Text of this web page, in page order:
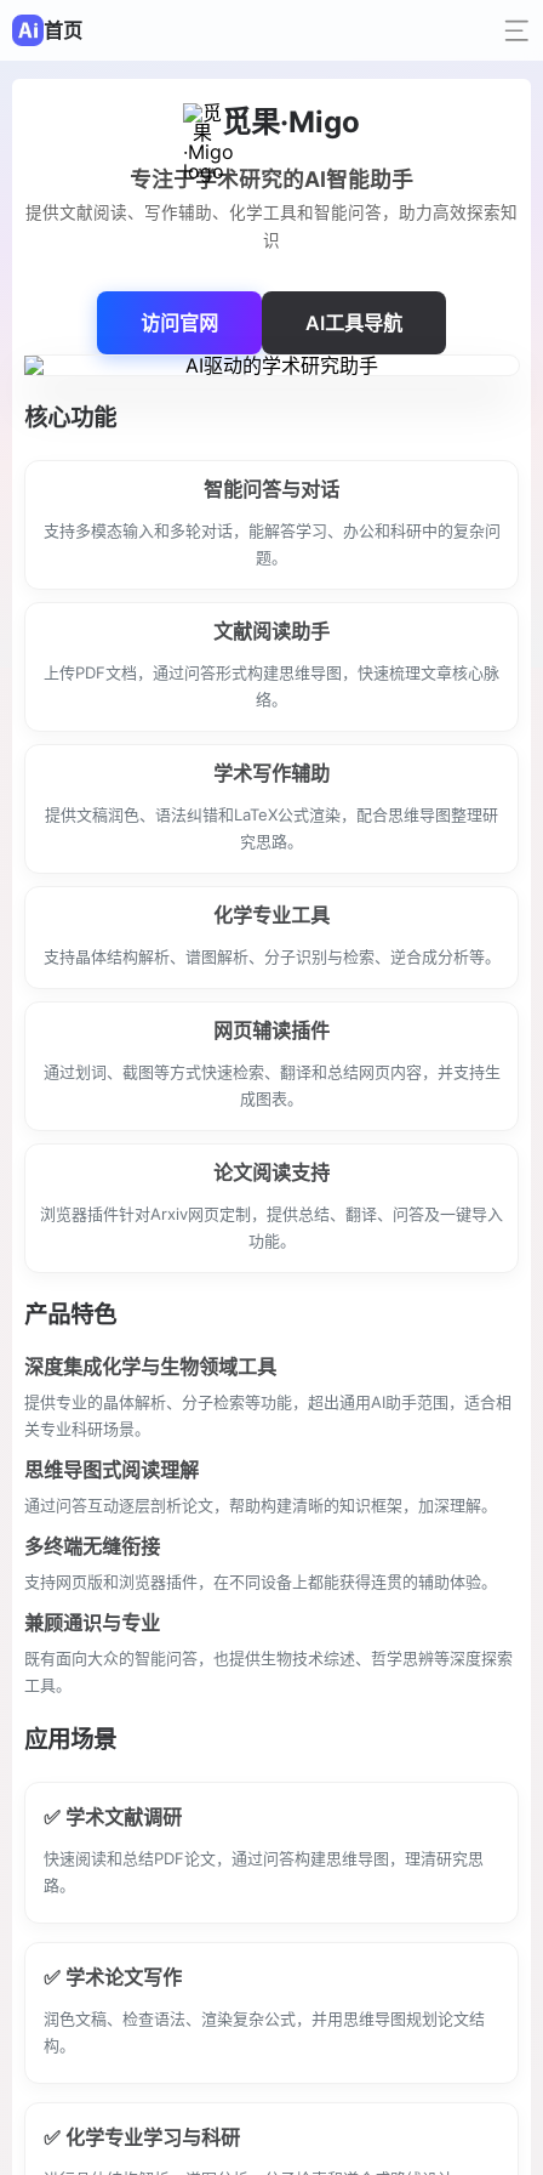
首页
觅果·Migo
专注于学术研究的AI智能助手
提供文献阅读、写作辅助、化学工具和智能问答，助力高效探索知
识
访问官网 AI工具导航
核心功能
智能问答与对话
支持多模态输入和多轮对话，能解答学习、办公和科研中的复杂问
题。
文献阅读助手
上传PDF文档，通过问答形式构建思维导图，快速梳理文章核心脉
络。
学术写作辅助
提供文稿润色、语法纠错和LaTeX公式渲染，配合思维导图整理研
究思路。
化学专业工具
支持晶体结构解析、谱图解析、分子识别与检索、逆合成分析等。
网页辅读插件
通过划词、截图等方式快速检索、翻译和总结网页内容，并支持生
成图表。
论文阅读支持
浏览器插件针对Arxiv网页定制，提供总结、翻译、问答及一键导入
功能。
产品特色
深度集成化学与生物领域工具
提供专业的晶体解析、分子检索等功能，超出通用AI助手范围，适合相
关专业科研场景。
思维导图式阅读理解
通过问答互动逐层剖析论文，帮助构建清晰的知识框架，加深理解。
多终端无缝衔接
支持网页版和浏览器插件，在不同设备上都能获得连贯的辅助体验。
兼顾通识与专业
既有面向大众的智能问答，也提供生物技术综述、哲学思辨等深度探索
工具。
应用场景
✅ 学术文献调研
快速阅读和总结PDF论文，通过问答构建思维导图，理清研究思
路。
✅ 学术论文写作
润色文稿、检查语法、渲染复杂公式，并用思维导图规划论文结
构。
✅ 化学专业学习与科研